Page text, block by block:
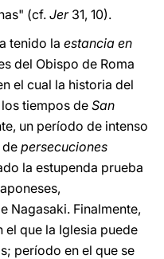
(cf. Jer31, 10).
tenido la estancia en
del Obispo de Roma
el cual la historia del
tiempos de San
un período de intenso
persecuciones
la estupenda prueba
Nagasaki. Finalmente,
el que la Iglesia puede
período en el que se